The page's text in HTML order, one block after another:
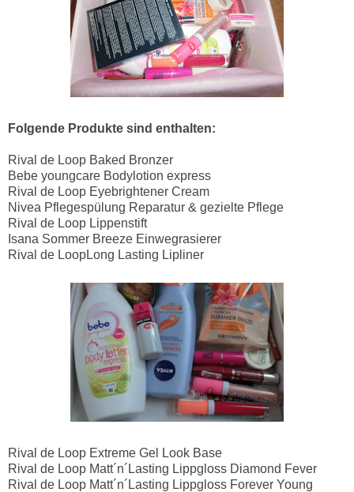
Folgende Produkte sind enthalten:
Rival de Loop Baked Bronzer
Bebe youngcare Bodylotion express
Rival de Loop Eyebrightener Cream
Nivea Pflegespülung Reparatur & gezielte Pflege
Rival de Loop Lippenstift
Isana Sommer Breeze Einwegrasierer
Rival de LoopLong Lasting Lipliner
Rival de Loop Extreme Gel Look Base
Rival de Loop Matt´n´Lasting Lippgloss Diamond Fever
Rival de Loop Matt´n´Lasting Lippgloss Forever Young